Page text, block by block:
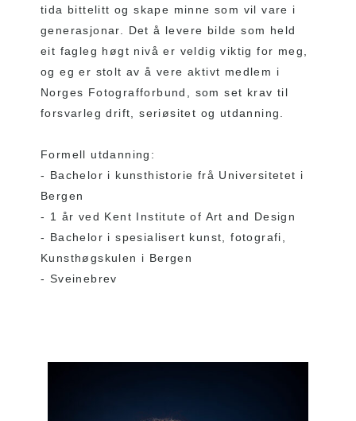
tida bittelitt og skape minne som vil vare i
generasjonar. Det å levere bilde som held
eit fagleg høgt nivå er veldig viktig for meg,
og eg er stolt av å vere aktivt medlem i
Norges Fotografforbund, som set krav til
forsvarleg drift, seriøsitet og utdanning.
Formell utdanning:
- Bachelor i kunsthistorie frå Universitetet i
Bergen
- 1 år ved Kent Institute of Art and Design
- Bachelor i spesialisert kunst, fotografi,
Kunsthøgskulen i Bergen
- Sveinebrev